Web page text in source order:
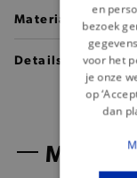
Materiaal
Details
en
bezoek
voor het
je onze
op
dan